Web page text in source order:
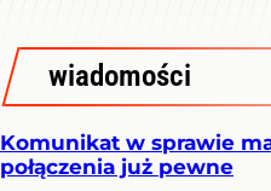
wiadomości
Komunikat w sprawie
połączenia już pewne